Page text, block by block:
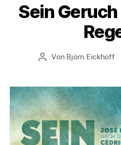
Sein
Beitragsautor
Von Björn Eickhoff